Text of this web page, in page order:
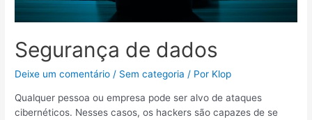
Segurança de dados
Deixe um comentário / Sem categoria / Por Klop
Qualquer pessoa ou empresa pode ser alvo de ataques
cibernéticos. Nesses casos, os hackers são capazes de se